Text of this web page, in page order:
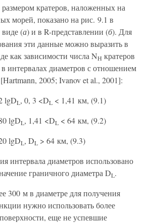
кратеров, наложенных на
морей, показано на рис. 9.1 в
(а) и в R-представлении (б). Для
эти данные можно выразить в
как зависимости числа NH кратеров
интервалах диаметров с отношением
2005; Ivanov et al., 2001]:
lgDL, 0, 3 <DL < 1,41 км, (9.1)
lgDL, 1,41 <DL < 64 км, (9.2)
lgDL, DL > 64 км, (9.3)
интервала диаметров использовано
граничного диаметра DL.
300 м в диаметре для получения
нужно использовать более
еще не успевшие